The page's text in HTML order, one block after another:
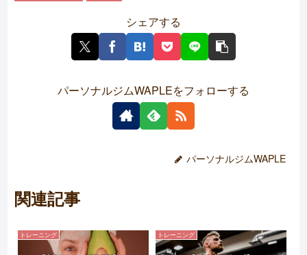
シェアする
パーソナルジムWAPLEをフォローする
パーソナルジムWAPLE
関連記事
トレーニング トレーニング